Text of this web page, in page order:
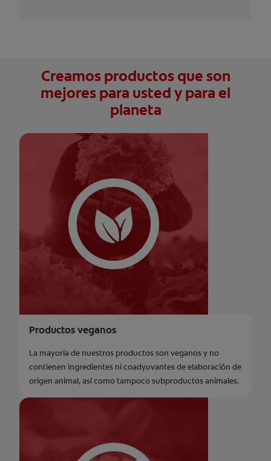
Creamos productos que son
mejores para usted y para el
planeta
Productos veganos
La mayoría de nuestros productos son veganos y no
contienen ingredientes ni coadyuvantes de elaboración de
origen animal, así como tampoco subproductos animales.